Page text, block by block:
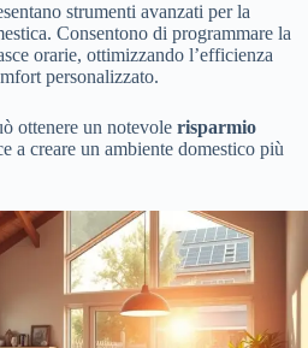
strumenti avanzati per la
Consentono di programmare la
orarie, ottimizzando l’efficienza
personalizzato.
ottenere un notevole risparmio
a creare un ambiente domestico più